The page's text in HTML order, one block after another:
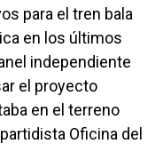
para el tren bala
en los últimos
independiente
el proyecto
en el terreno
Oficina del